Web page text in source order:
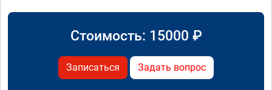
Стоимость: 15000 ₽
Записаться Задать вопрос